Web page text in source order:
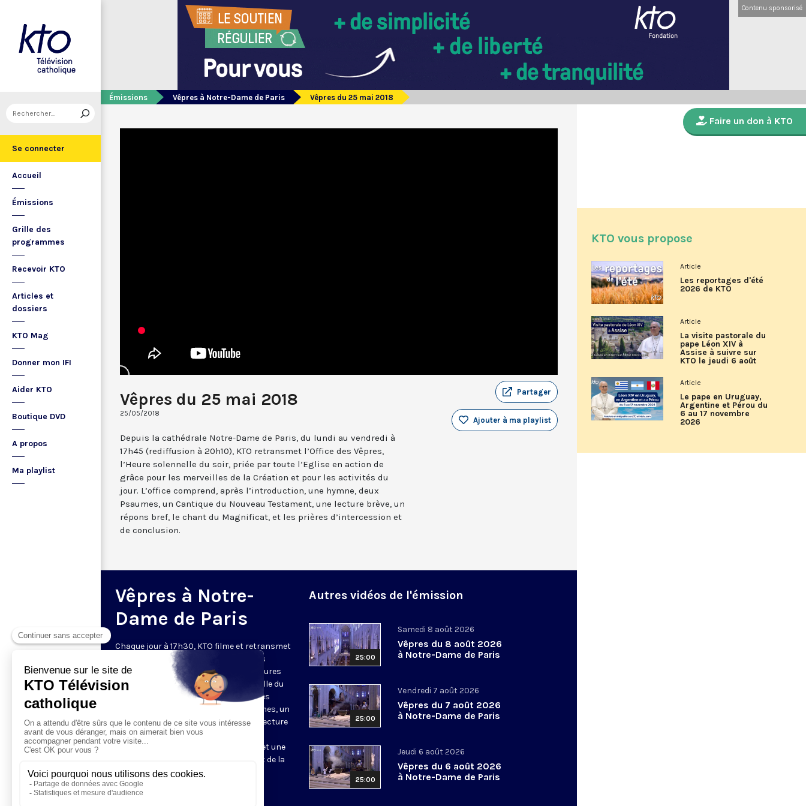
Se connecter
Accueil
Émissions
Grille des
programmes
Recevoir KTO
Articles et
dossiers
KTO Mag
Donner mon IFI
Aider KTO
Boutique DVD
A propos
Ma playlist
Contenu sponsorisé
Émissions Vêpres à Notre-Dame de Paris Vêpres du 25 mai 2018
Vêpres du 25 mai 2018
25/05/2018
Partager
Ajouter à ma playlist
Depuis la cathédrale Notre-Dame de Paris, du lundi au vendredi à
17h45 (rediffusion à 20h10), KTO retransmet l’Office des Vêpres,
l’Heure solennelle du soir, priée par toute l’Eglise en action de
grâce pour les merveilles de la Création et pour les activités du
jour. L’office comprend, après l’introduction, une hymne, deux
Psaumes, un Cantique du Nouveau Testament, une lecture brève, un
répons bref, le chant du Magnificat, et les prières d’intercession et
de conclusion.
Vêpres à Notre-
Dame de Paris
Chaque jour à 17h30, KTO filme et retransmet
les Vêpres depuis Notre-Dame de Paris
rouverte. Les Vêpres font partie des Heures
de l’Office divin, c’est la prière solennelle du
soir. L’office de Vêpres comprend, après
l’introduction, une hymne, deux Psaumes, un
Cantique du Nouveau Testament, une lecture
brève, le chant d’actions de grâces du
Magnificat, les prières d’intercession et une
brève oraison. Les textes des Vêpres et de la
messe sont presque toujours ceux
qu’indiquent le site
Autres vidéos de l'émission
25:00
Samedi 8 août 2026
Vêpres du 8 août 2026
à Notre-Dame de Paris
25:00
Vendredi 7 août 2026
Vêpres du 7 août 2026
à Notre-Dame de Paris
25:00
Jeudi 6 août 2026
Vêpres du 6 août 2026
à Notre-Dame de Paris
Faire un don à KTO
KTO vous propose
Article
Les reportages d'été
2026 de KTO
Article
La visite pastorale du
pape Léon XIV à
Assise à suivre sur
KTO le jeudi 6 août
Article
Le pape en Uruguay,
Argentine et Pérou du
6 au 17 novembre
2026